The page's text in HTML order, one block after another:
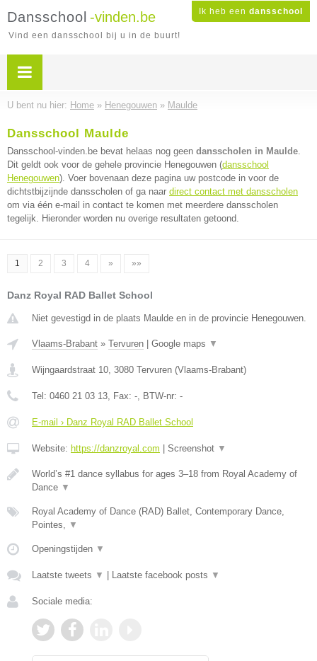
Ik heb een dansschool
Dansschool -vinden.be
Vind een dansschool bij u in de buurt!
U bent nu hier: Home » Henegouwen » Maulde
Dansschool Maulde
Dansschool-vinden.be bevat helaas nog geen dansscholen in Maulde.
Dit geldt ook voor de gehele provincie Henegouwen (dansschool
Henegouwen). Voer bovenaan deze pagina uw postcode in voor de
dichtstbijzijnde dansscholen of ga naar direct contact met dansscholen
om via één e-mail in contact te komen met meerdere dansscholen
tegelijk. Hieronder worden nu overige resultaten getoond.
1 2 3 4 » »»
Danz Royal RAD Ballet School
Niet gevestigd in de plaats Maulde en in de provincie Henegouwen.
Vlaams-Brabant » Tervuren Google maps ▼
Wijngaardstraat 10, 3080 Tervuren (Vlaams-Brabant)
Tel: 0460 21 03 13, Fax: -, BTW-nr: -
E-mail › Danz Royal RAD Ballet School
Website: https://danzroyal.com Screenshot ▼
World’s #1 dance syllabus for ages 3–18 from Royal Academy of
Dance ▼
Royal Academy of Dance (RAD) Ballet, Contemporary Dance,
Pointes, ▼
Openingstijden ▼
Laatste tweets ▼ Laatste facebook posts ▼
Sociale media: